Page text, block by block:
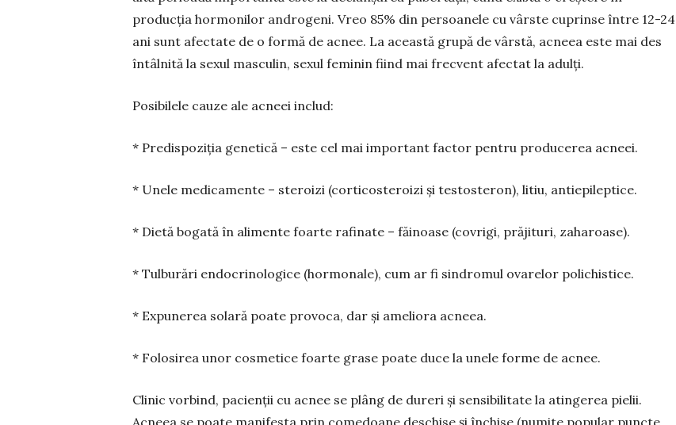
producția hormonilor androgeni. Vreo 85% din persoanele cu vârste cuprinse între 12-24
ani sunt afectate de o formă de acnee. La această grupă de vârstă, acneea este mai des
întâl­nită la sexul mas­culin, sexul feminin fiind mai frecvent afectat la adulți.
Posibilele cauze ale acneei includ:
* Predispoziția genetică – este cel mai im­portant factor pentru producerea acneei.
* Unele medicamente – steroizi (cortico­steroizi și testosteron), litiu, antiepileptice.
* Dietă bogată în alimente foarte rafinate – făinoase (covrigi, prăjituri, zaharoase).
* Tulburări endocrinologice (hormonale), cum ar fi sindromul ovarelor polichistice.
* Expunerea solară poate provoca, dar și ameliora acneea.
* Folosirea unor cosmetice foarte grase poate duce la unele forme de acnee.
Clinic vorbind, pacienții cu acnee se plâng de dureri și sensibilitate la atingerea pielii.
Acneea se poate manifesta prin comedoane deschise și în­chise (numite popular puncte